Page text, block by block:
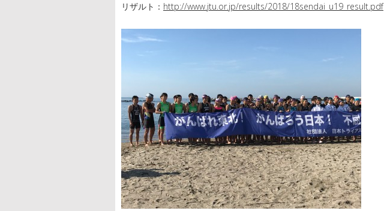
リザルト： http://www.jtu.or.jp/results/2018/18sendai_u19_result.pdf